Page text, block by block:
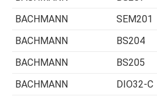
BACHMANN
SEM201
BACHMANN
BS204
BACHMANN
BS205
BACHMANN
DIO32-C